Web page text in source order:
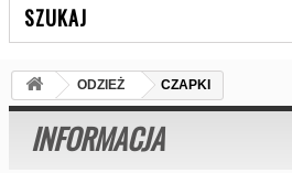
ODZIEŻ CZAPKI
INFORMACJA